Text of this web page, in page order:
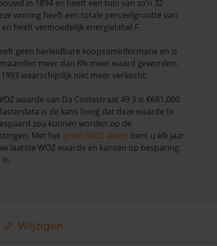
in 1894 en heeft een tuin van zo’n 32
woning heeft een totale perceelgrootte van
heeft vermoedelijk energielabel F.
geen herleidbare koopsominformatie en is
meer dan 8% meer waard geworden.
waarschijnlijk niet meer verkocht.
waarde van Da Costastraat 49 3 is €681.000
is de kans hoog dat deze waarde te
zou kunnen worden op de
Met het gratis WOZ alarm bent u elk jaar
laatste WOZ waarde en kansen op besparing.
Wijzigen